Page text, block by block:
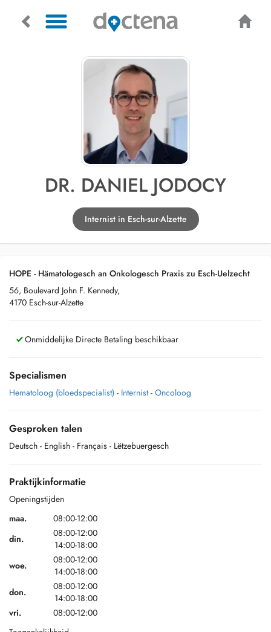
DR. DANIEL JODOCY
Internist in Esch-sur-Alzette
HOPE - Hämatologesch an Onkologesch Praxis zu Esch-Uelzecht
56, Boulevard John F. Kennedy,
4170 Esch-sur-Alzette
Onmiddelijke Directe Betaling beschikbaar
Specialismen
Hematoloog (bloedspecialist) - Internist - Oncoloog
Gesproken talen
Deutsch - English - Français - Lëtzebuergesch
Praktijkinformatie
Openingstijden
maa.
08:00-12:00
din.
08:00-12:00
14:00-18:00
woe.
08:00-12:00
14:00-18:00
don.
08:00-12:00
14:00-18:00
vri.
08:00-12:00